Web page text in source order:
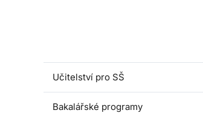
Učitelství pro SŠ
Bakalářské programy